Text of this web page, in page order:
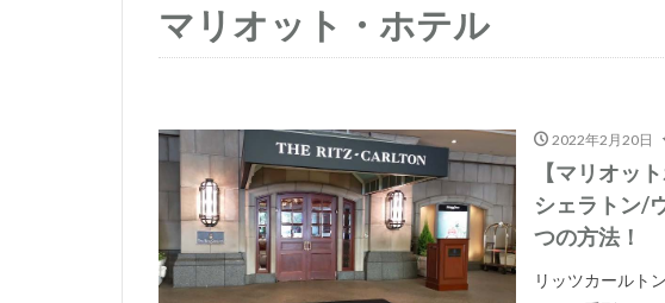
マリオット・ホテル
2022年2月20日
【マリオッ
シェラトン/
つの方法！
リッツカールト